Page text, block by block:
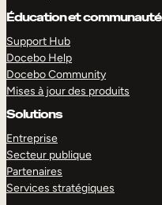
Éducation et communauté
Support Hub
Docebo Help
Docebo Community
Mises à jour des produits
Solutions
Entreprise
Secteur publique
Partenaires
Services stratégiques